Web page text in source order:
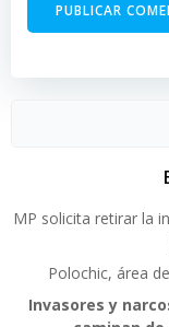
MP solicita retirar la
Polochic, área
Invasores y